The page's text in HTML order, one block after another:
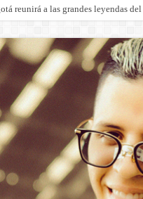
reunirá a las grandes leyendas